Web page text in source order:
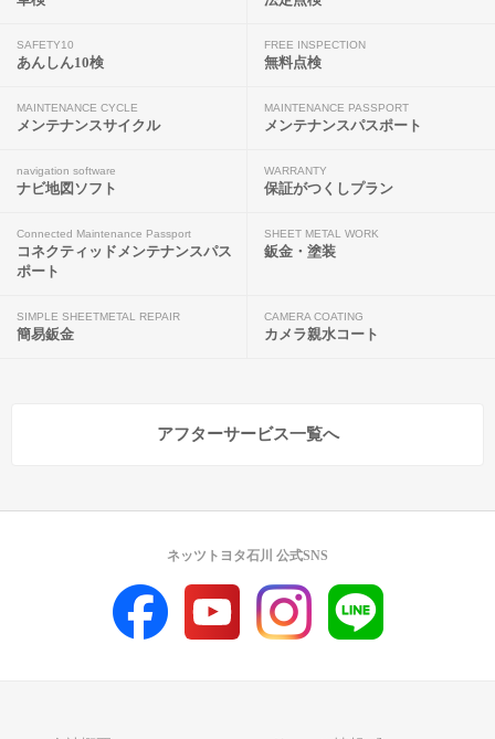
SAFETY10
あんしん10検
FREE INSPECTION
無料点検
MAINTENANCE CYCLE
メンテナンスサイクル
MAINTENANCE PASSPORT
メンテナンスパスポート
navigation software
ナビ地図ソフト
WARRANTY
保証がつくしプラン
Connected Maintenance Passport
コネクティッドメンテナンスパス
ポート
SHEET METAL WORK
鈑金・塗装
SIMPLE SHEETMETAL REPAIR
簡易鈑金
CAMERA COATING
カメラ親水コート
アフターサービス一覧へ
ネッツトヨタ石川 公式SNS